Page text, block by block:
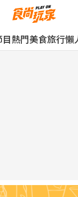
熱門美食旅行懶